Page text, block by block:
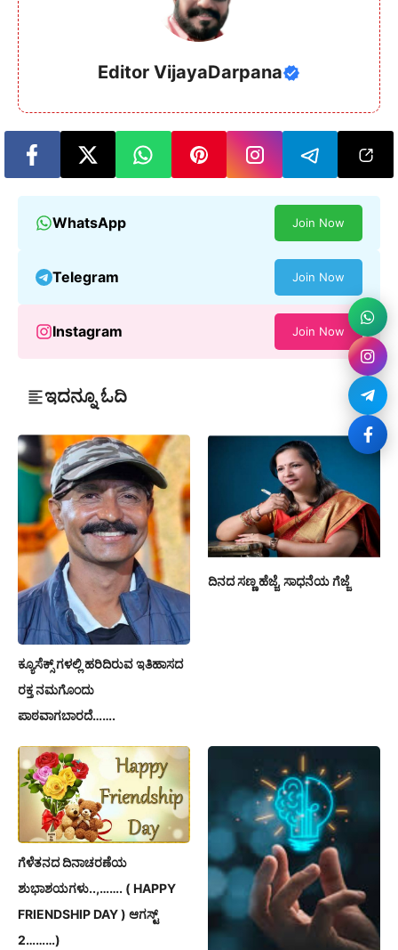
Editor VijayaDarpana
WhatsApp Join Now
Telegram Join Now
Instagram Join Now
ಇದನ್ನೂ ಓದಿ
ಕ್ಯೂಸೆಕ್ಸ್ ಗಳಲ್ಲಿ ಹರಿದಿರುವ ಇತಿಹಾಸದ
ರಕ್ತ ನಮಗೊಂದು
ಪಾಠವಾಗಬಾರದೆ…….
ದಿನದ ಸಣ್ಣ ಹೆಜ್ಜೆ, ಸಾಧನೆಯ ಗೆಜ್ಜೆ
ಗೆಳೆತನದ ದಿನಾಚರಣೆಯ
ಶುಭಾಶಯಗಳು..,……. ( HAPPY
FRIENDSHIP DAY ) ಆಗಸ್ಟ್
2………)